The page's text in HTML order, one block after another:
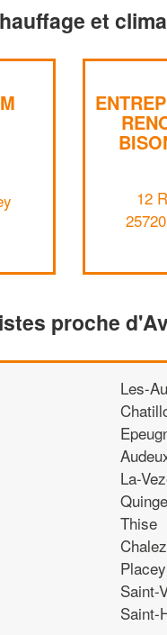
et
12
proche
Les-
La-
Thise
Placey
Saint-
Saint-